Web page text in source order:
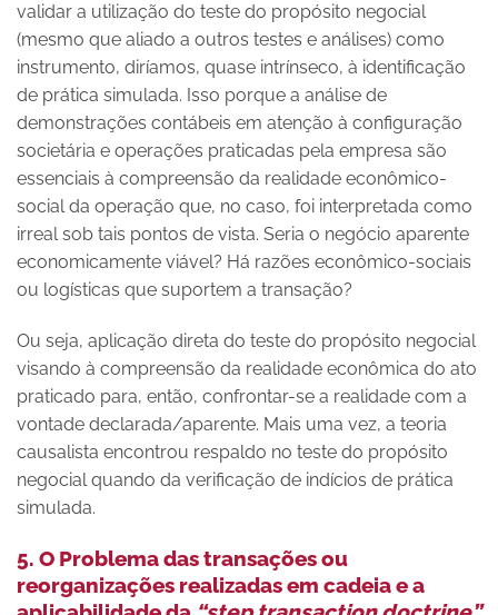
validar a utilização do teste do propósito negocial
(mesmo que aliado a outros testes e análises) como
instrumento, diríamos, quase intrínseco, à identificação
de prática simulada. Isso porque a análise de
demonstrações contábeis em atenção à configuração
societária e operações praticadas pela empresa são
essenciais à compreensão da realidade econômico-
social da operação que, no caso, foi interpretada como
irreal sob tais pontos de vista. Seria o negócio aparente
economicamente viável? Há razões econômico-sociais
ou logísticas que suportem a transação?
Ou seja, aplicação direta do teste do propósito negocial
visando à compreensão da realidade econômica do ato
praticado para, então, confrontar-se a realidade com a
vontade declarada/aparente. Mais uma vez, a teoria
causalista encontrou respaldo no teste do propósito
negocial quando da verificação de indícios de prática
simulada.
5. O Problema das transações ou
reorganizações realizadas em cadeia e a